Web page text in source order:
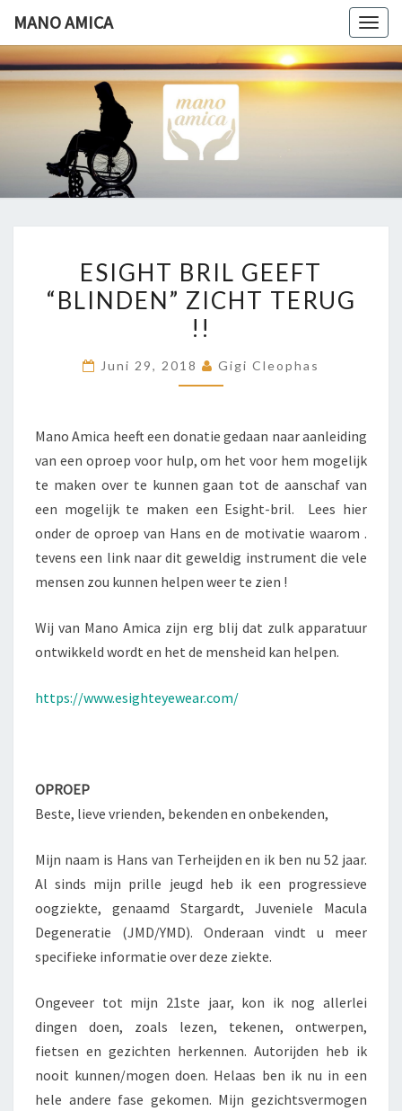
de
content
MANO AMICA
MANO
AMICA
Helpende
Hand
BRIL
GEEFT
“BLINDEN”
TERUG
ESIGHT BRIL GEEFT
“BLINDEN” ZICHT TERUG
!!
Juni 29, 2018 Gigi Cleophas
Mano Amica heeft een donatie gedaan naar aanleiding
van een oproep voor hulp, om het voor hem mogelijk
te maken over te kunnen gaan tot de aanschaf van
een mogelijk te maken een Esight-bril. Lees hier
onder de oproep van Hans en de motivatie waarom .
tevens een link naar dit geweldig instrument die vele
mensen zou kunnen helpen weer te zien !
Wij van Mano Amica zijn erg blij dat zulk apparatuur
ontwikkeld wordt en het de mensheid kan helpen.
https://www.esighteyewear.com/
OPROEP
Beste, lieve vrienden, bekenden en onbekenden,
Mijn naam is Hans van Terheijden en ik ben nu 52 jaar.
Al sinds mijn prille jeugd heb ik een progressieve
oogziekte, genaamd Stargardt, Juveniele Macula
Degeneratie (JMD/YMD). Onderaan vindt u meer
specifieke informatie over deze ziekte.
Ongeveer tot mijn 21ste jaar, kon ik nog allerlei
dingen doen, zoals lezen, tekenen, ontwerpen,
fietsen en gezichten herkennen. Autorijden heb ik
nooit kunnen/mogen doen. Helaas ben ik nu in een
hele andere fase gekomen. Mijn gezichtsvermogen